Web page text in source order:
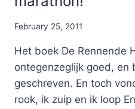
By
February 25, 2011
Het boek De Rennende
ontegenzeglijk goed, en
geschreven. En toch
rook, ik zuip en ik loop